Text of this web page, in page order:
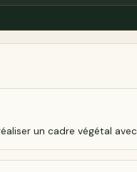
un cadre végétal